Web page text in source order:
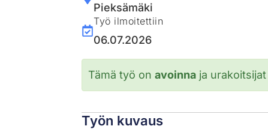
Pieksämäki
Työ ilmoitettiin
06.07.2026
Tämä työ onavoinna ja
Työn kuvaus